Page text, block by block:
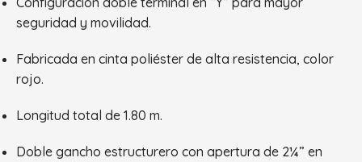
seguridad y movilidad.
Fabricada en cinta poliéster de alta resistencia, color
rojo.
Longitud total de 1.80 m.
Doble gancho estructurero con apertura de 2¼” en